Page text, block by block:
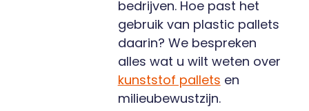
bedrijven. Hoe past het
gebruik van plastic pallets
daarin? We bespreken
alles wat u wilt weten over
kunststof pallets en
milieubewustzijn.